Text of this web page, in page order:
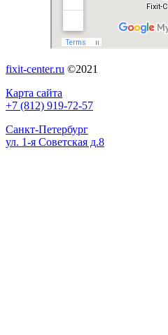
fixit-center.ru ©2021
Карта сайта
+7 (812) 919-72-57
Санкт-Петербург
ул. 1-я Советская д.8